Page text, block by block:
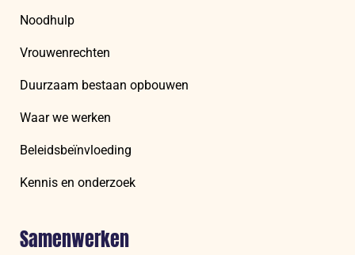
Noodhulp
Vrouwenrechten
Duurzaam bestaan opbouwen
Waar we werken
Beleidsbeïnvloeding
Kennis en onderzoek
Samenwerken